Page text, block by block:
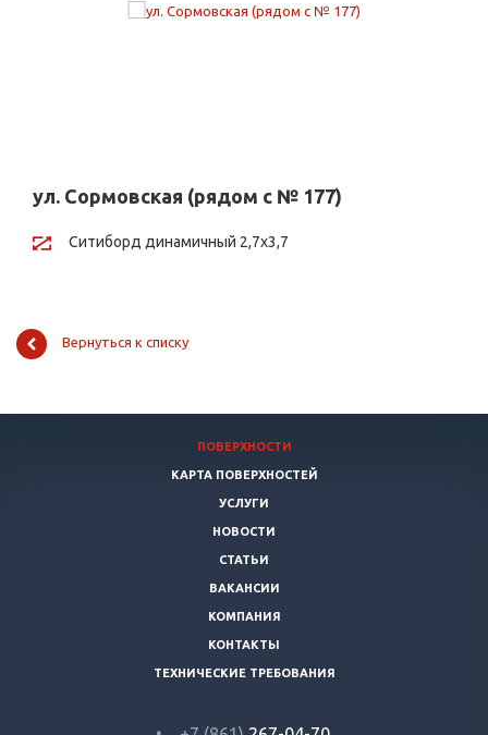
ул. Сормовская (рядом с № 177)
Ситиборд динамичный 2,7х3,7
Вернуться к списку
ПОВЕРХНОСТИ
КАРТА ПОВЕРХНОСТЕЙ
УСЛУГИ
НОВОСТИ
СТАТЬИ
ВАКАНСИИ
КОМПАНИЯ
КОНТАКТЫ
ТЕХНИЧЕСКИЕ ТРЕБОВАНИЯ